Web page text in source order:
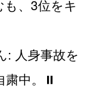
、3位をキ
: 人身事故を
粛中。⏸️